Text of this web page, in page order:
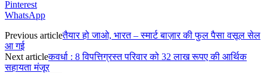
Pinterest
WhatsApp
Previous articleतैयार हो जाओ, भारत – स्मार्ट बाज़ार की फुल पैसा वसूल सेल
आ गई
Next articleकवर्धा : 8 विपत्तिग्रस्त परिवार को 32 लाख रूपए की आर्थिक
सहायता मंजूर